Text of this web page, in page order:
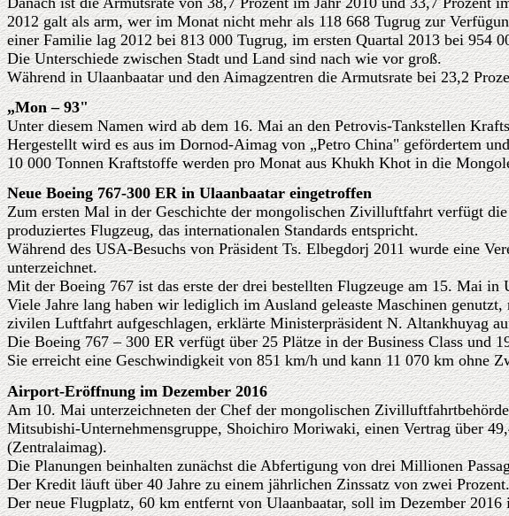
2012 galt als arm, wer im Monat nicht mehr als 118 668 Tugrug zur
einer Familie lag 2012 bei 813 000 Tugrug, im ersten Quartal 2013 bei 954
Die Unterschiede zwischen Stadt und Land sind nach wie vor groß.
Während in Ulaanbaatar und den Aimagzentren die Armutsrate bei 23,2
„Mon – 93"
Unter diesem Namen wird ab dem 16. Mai an den Petrovis-Tankstellen
Hergestellt wird es aus im Dornod-Aimag von „Petro China" gefördertem
10 000 Tonnen Kraftstoffe werden pro Monat aus Khukh Khot in die
Neue Boeing 767-300 ER in Ulaanbaatar eingetroffen
Zum ersten Mal in der Geschichte der mongolischen Zivilluftfahrt verfügt
produziertes Flugzeug, das internationalen Standards entspricht.
Während des USA-Besuchs von Präsident Ts. Elbegdorj 2011 wurde eine
unterzeichnet.
Mit der Boeing 767 ist das erste der drei bestellten Flugzeuge am 15. Mai
Viele Jahre lang haben wir lediglich im Ausland geleaste Maschinen
zivilen Luftfahrt aufgeschlagen, erklärte Ministerpräsident N. Altankhuyag
Die Boeing 767 – 300 ER verfügt über 25 Plätze in der Business Class und
Sie erreicht eine Geschwindigkeit von 851 km/h und kann 11 070 km ohne
Airport-Eröffnung im Dezember 2016
Am 10. Mai unterzeichneten der Chef der mongolischen
Mitsubishi-Unternehmensgruppe, Shoichiro Moriwaki, einen Vertrag über
(Zentralaimag).
Die Planungen beinhalten zunächst die Abfertigung von drei Millionen
Der Kredit läuft über 40 Jahre zu einem jährlichen Zinssatz von zwei
Der neue Flugplatz, 60 km entfernt von Ulaanbaatar, soll im Dezember 2016